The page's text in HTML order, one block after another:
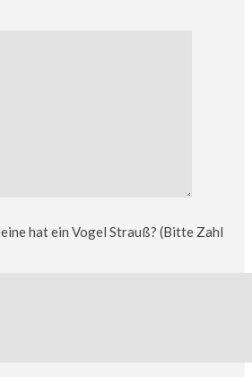
hat ein Vogel Strauß? (Bitte Zahl